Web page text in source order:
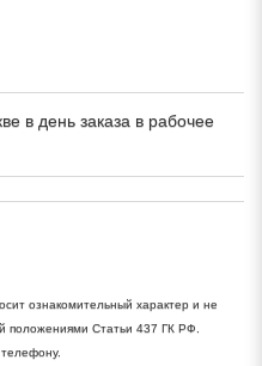
в день заказа в рабочее
ознакомительный характер и не
положениями Статьи 437 ГК РФ.